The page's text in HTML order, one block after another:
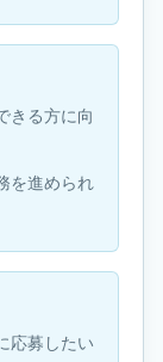
きる方に向
を進められ
応募したい